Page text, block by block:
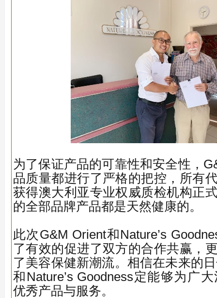
为了保证产品的可靠性和安全性，
品质量都进行了严格的把控，所有
获得澳大利亚专业权威质检机构正
的全部品牌产品都是天然健康的。
此次G&M Orient和Nature’s
了有效的促进了双方的合作共赢，
了美容保健新潮流。相信在未来的
和Nature’s Goodness定能够为广
优秀产品与服务。